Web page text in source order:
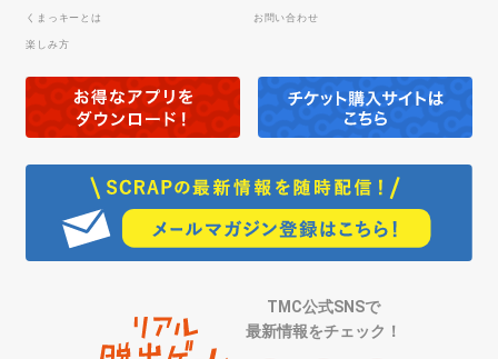
くまっキーとは
楽しみ方
お問い合わせ
TMC公式SNSで
最新情報をチェック！